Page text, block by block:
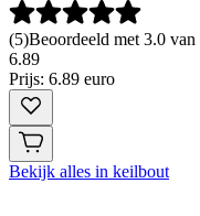
(5)Beoordeeld met 3.0
6.89
Prijs: 6.89 euro
Bekijk alles in keilbout